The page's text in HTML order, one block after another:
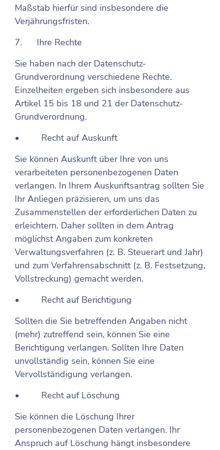
Maßstab hierfür sind insbesondere die
Verjährungsfristen.
7. Ihre Rechte
Sie haben nach der Datenschutz-
Grundverordnung verschiedene Rechte.
Einzelheiten ergeben sich insbesondere aus
Artikel 15 bis 18 und 21 der Datenschutz-
Grundverordnung.
• Recht auf Auskunft
Sie können Auskunft über Ihre von uns
verarbeiteten personenbezogenen Daten
verlangen. In Ihrem Auskunftsantrag sollten Sie
Ihr Anliegen präzisieren, um uns das
Zusammenstellen der erforderlichen Daten zu
erleichtern. Daher sollten in dem Antrag
möglichst Angaben zum konkreten
Verwaltungsverfahren (z. B. Steuerart und Jahr)
und zum Verfahrensabschnitt (z. B. Festsetzung,
Vollstreckung) gemacht werden.
• Recht auf Berichtigung
Sollten die Sie betreffenden Angaben nicht
(mehr) zutreffend sein, können Sie eine
Berichtigung verlangen. Sollten Ihre Daten
unvollständig sein, können Sie eine
Vervollständigung verlangen.
• Recht auf Löschung
Sie können die Löschung Ihrer
personenbezogenen Daten verlangen. Ihr
Anspruch auf Löschung hängt insbesondere